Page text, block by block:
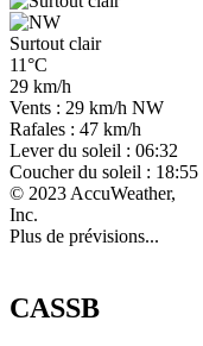
Surtout clair
11°C
29 km/h
Vents : 29 km/h NW
Rafales : 47 km/h
Lever du soleil : 06:32
Coucher du soleil : 18:55
© 2023 AccuWeather,
Inc.
Plus de prévisions...
CASSB